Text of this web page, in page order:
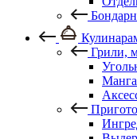
Грили,